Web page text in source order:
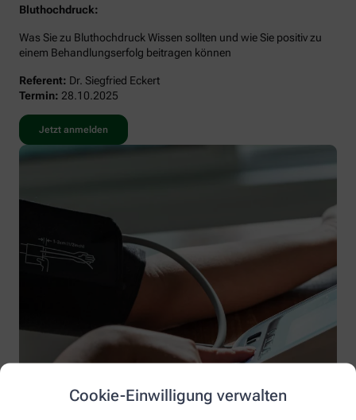
Cookie-Einwilligung verwalten
Bluthochdruck:
Was Sie zu Bluthochdruck Wissen sollten und wie Sie positiv zu
einem Behandlungserfolg beitragen können
Referent: Dr. Siegfried Eckert
Termin: 28.10.2025
Jetzt anmelden